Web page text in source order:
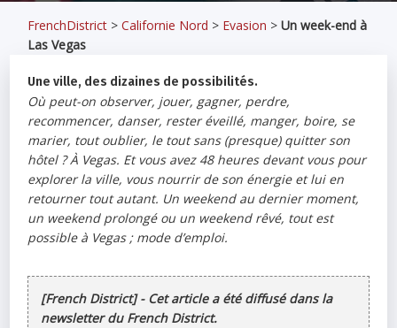
FrenchDistrict >Californie Nord > Evasion >Un week-end à
Las Vegas
Une ville, des dizaines de possibilités.
Où peut-on observer, jouer, gagner, perdre,
recommencer, danser, rester éveillé, manger, boire, se
marier, tout oublier, le tout sans (presque) quitter son
hôtel ? À Vegas. Et vous avez 48 heures devant vous pour
explorer la ville, vous nourrir de son énergie et lui en
retourner tout autant. Un weekend au dernier moment,
un weekend prolongé ou un weekend rêvé, tout est
possible à Vegas ; mode d’emploi.
[French District] - Cet article a été diffusé dans la
newsletter du French District.